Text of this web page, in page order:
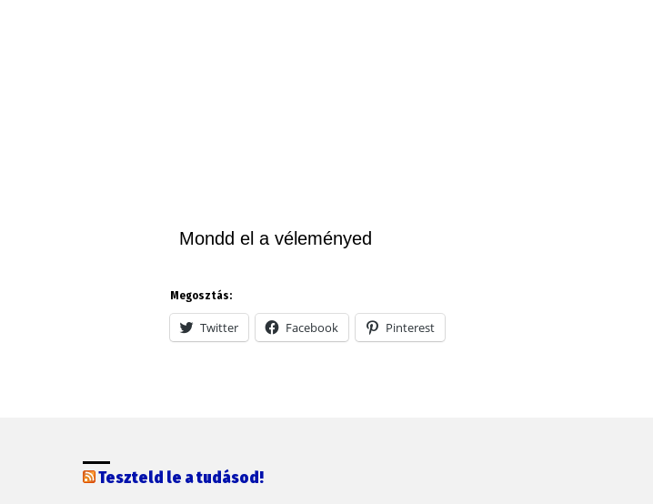
Mondd el a véleményed
Megosztás:
Twitter Facebook Pinterest
Teszteld le a tudásod!